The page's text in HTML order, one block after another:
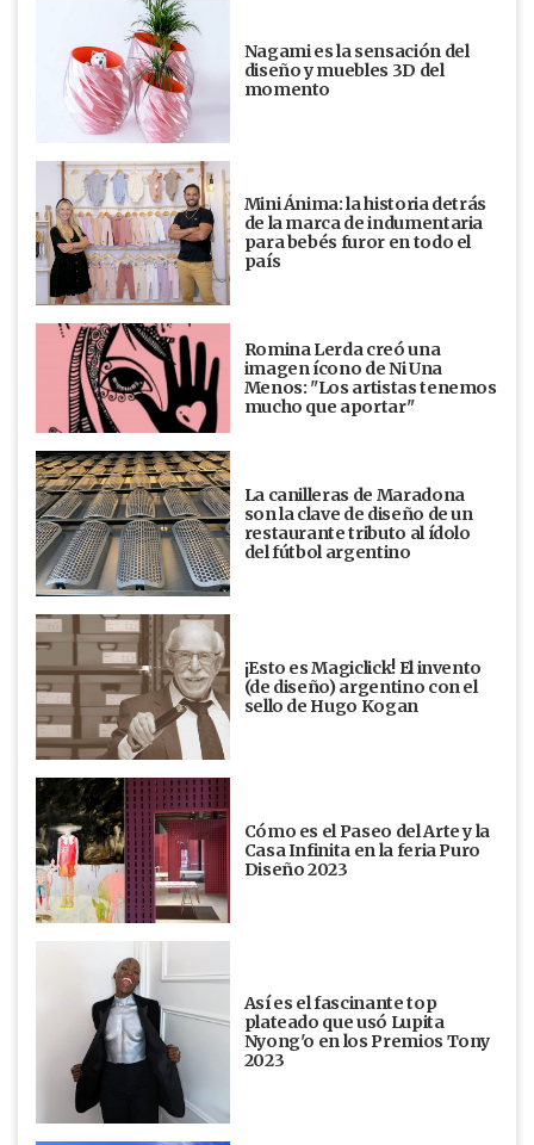
Nagami es la sensación del
diseño y muebles 3D del
momento
Mini Ánima: la historia detrás
de la marca de indumentaria
para bebés furor en todo el
país
Romina Lerda creó una
imagen ícono de Ni Una
Menos: "Los artistas tenemos
mucho que aportar"
La canilleras de Maradona
son la clave de diseño de un
restaurante tributo al ídolo
del fútbol argentino
¡Esto es Magiclick! El invento
(de diseño) argentino con el
sello de Hugo Kogan
Cómo es el Paseo del Arte y la
Casa Infinita en la feria Puro
Diseño 2023
Así es el fascinante top
plateado que usó Lupita
Nyong'o en los Premios Tony
2023